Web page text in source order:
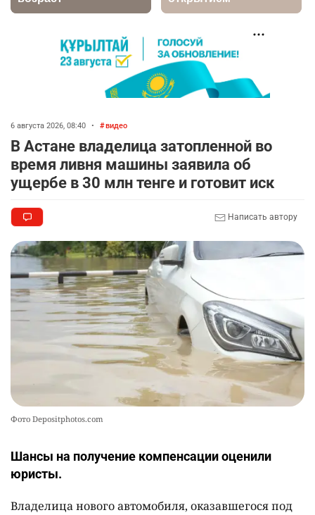
🚗 Казахстанцев убедили оформить
автокредиты за вознаграждение
2693 0 11
9 🤝 Токаев принял главу холдинга "Байтерек"
2358 1 22
10
🤔 "Буллинг никуда не исчез". Что показала
2330 2 14
6 августа 2026, 08:40 • видео
В Астане владелица затопленной во
время ливня машины заявила об
ущербе в 30 млн тенге и готовит иск
Написать автору
Фото Depositphotos.com
Шансы на получение компенсации оценили
юристы.
Владелица нового автомобиля, оказавшегося под